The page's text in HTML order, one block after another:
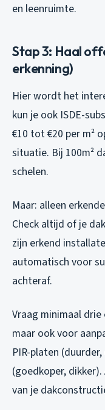
en leenruimte.
Stap 3: Haal
erkenning)
Hier wordt het
kun je ook ISDE-
€10 tot €20 per m²
situatie. Bij 100m²
schelen.
Maar: alleen
Check altijd of je
zijn erkend
automatisch voor
achteraf.
Vraag minimaal
maar ook voor
PIR-platen
(goedkoper,
van je